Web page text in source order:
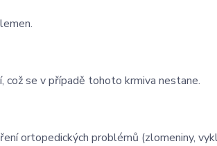
což se v případě tohoto krmiva nestane.
ortopedických problémů (zlomeniny,